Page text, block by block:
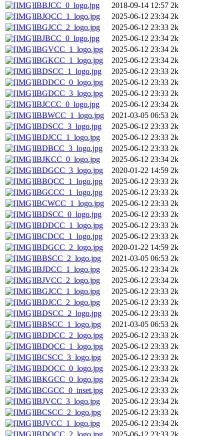
IBBJCC_0_logo.jpg
2018-09-14 12:57 2k
IBJQCC_1_logo.jpg
2025-06-12 23:34 2k
IBGJCC_2_logo.jpg
2025-06-12 23:33 2k
IBJBCC_0_logo.jpg
2025-06-12 23:34 2k
IBGVCC_1_logo.jpg
2025-06-12 23:34 2k
IBGKCC_1_logo.jpg
2025-06-12 23:34 2k
IBDSCC_1_logo.jpg
2025-06-12 23:33 2k
IBDDCC_0_logo.jpg
2025-06-12 23:33 2k
IBGDCC_3_logo.jpg
2025-06-12 23:33 2k
IBJCCC_0_logo.jpg
2025-06-12 23:34 2k
IBBWCC_1_logo.jpg
2021-03-05 06:53 2k
IBDSCC_3_logo.jpg
2025-06-12 23:33 2k
IBDJCC_1_logo.jpg
2025-06-12 23:33 2k
IBDBCC_3_logo.jpg
2025-06-12 23:33 2k
IBJKCC_0_logo.jpg
2025-06-12 23:34 2k
IBDGCC_3_logo.jpg
2020-01-22 14:59 2k
IBBQCC_1_logo.jpg
2025-06-12 23:33 2k
IBGCCC_1_logo.jpg
2025-06-12 23:33 2k
IBCWCC_1_logo.jpg
2025-06-12 23:33 2k
IBDSCC_0_logo.jpg
2025-06-12 23:33 2k
IBDDCC_1_logo.jpg
2025-06-12 23:33 2k
IBCDCC_1_logo.jpg
2025-06-12 23:33 2k
IBDGCC_2_logo.jpg
2020-01-22 14:59 2k
IBBSCC_2_logo.jpg
2021-03-05 06:53 2k
IBJDCC_1_logo.jpg
2025-06-12 23:34 2k
IBJVCC_2_logo.jpg
2025-06-12 23:34 2k
IBGJCC_1_logo.jpg
2025-06-12 23:33 2k
IBDJCC_2_logo.jpg
2025-06-12 23:33 2k
IBDSCC_2_logo.jpg
2025-06-12 23:33 2k
IBBSCC_1_logo.jpg
2021-03-05 06:53 2k
IBDDCC_2_logo.jpg
2025-06-12 23:33 2k
IBDQCC_1_logo.jpg
2025-06-12 23:33 2k
IBCSCC_3_logo.jpg
2025-06-12 23:33 2k
IBDQCC_0_logo.jpg
2025-06-12 23:33 2k
IBKGCC_0_logo.jpg
2025-06-12 23:34 2k
IBCGCC_0_inset.jpg
2025-06-12 23:33 2k
IBJVCC_3_logo.jpg
2025-06-12 23:34 2k
IBCSCC_2_logo.jpg
2025-06-12 23:33 2k
IBJVCC_1_logo.jpg
2025-06-12 23:34 2k
IBDQCC_2_logo.jpg
2025-06-12 23:33 2k